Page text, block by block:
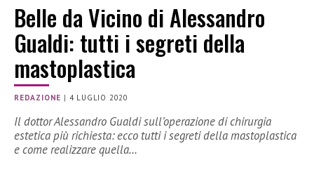
Belle da Vicino di Alessandro
Gualdi: tutti i segreti della
mastoplastica
REDAZIONE | 4 LUGLIO 2020
Il dottor Alessandro Gualdi sull’operazione di chirurgia
estetica più richiesta: ecco tutti i segreti della mastoplastica
e come realizzare quella…